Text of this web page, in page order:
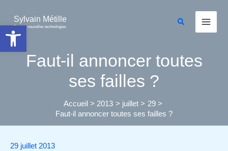
Ouvrir la barre d’outils
contenu
Sylvain Métille
Droit et nouvelles technologies
Rechercher
Faut-il annoncer toutes
ses failles ?
Accueil 2013 juillet
29
Faut-il annoncer toutes ses failles ?
29 juillet 2013